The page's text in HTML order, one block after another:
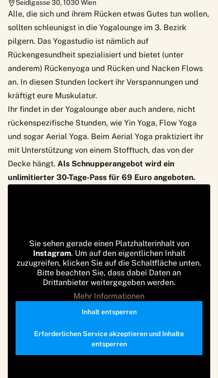
Seidlgasse 30,1030 Wien
Alle, die sich und ihrem Rücken etwas Gutes tun wollen,
sollten schleunigst in die Yogalounge im 3. Bezirk
pilgern. Das Yogastudio ist nämlich auf
Rückengesundheit spezialisiert und bietet (unter
anderem) Rückenyoga und Rücken und Nacken Flows
an. In diesen Stunden lockert ihr Verspannungen und
kräftigt eure Muskulatur.
Ihr findet in der Yogalounge aber auch andere, nicht
rückenspezifische Stunden, wie Yin Yoga, Flow Yoga
und sogar Aerial Yoga. Beim Aerial Yoga praktiziert ihr
mit Unterstützung von einem Stofftuch, das von der
Decke hängt. Als Schnupperangebot wird ein
unlimitierter 30-Tage-Pass für 69 Euro angeboten.
Sie sehen gerade einen Platzhalterinhalt von
Instagram. Um auf den eigentlichen Inhalt
zuzugreifen, klicken Sie auf die Schaltfläche unten.
Bitte beachten Sie, dass dabei Daten an
Drittanbieter weitergegeben werden.
Mehr Informationen
Inhalt entsperren
Erforderlichen Service akzeptieren und Inhalte
entsperren